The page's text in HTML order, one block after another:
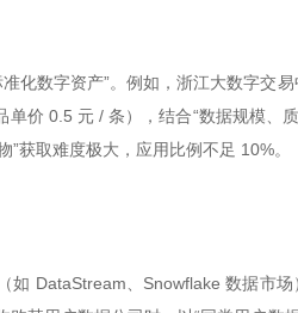
化数字资产”。例如，浙江大数字交
价 0.5 元 / 条），结合“数据规模、
获取难度极大，应用比例不足 10%。
如 DataStream、Snowflake 数据市